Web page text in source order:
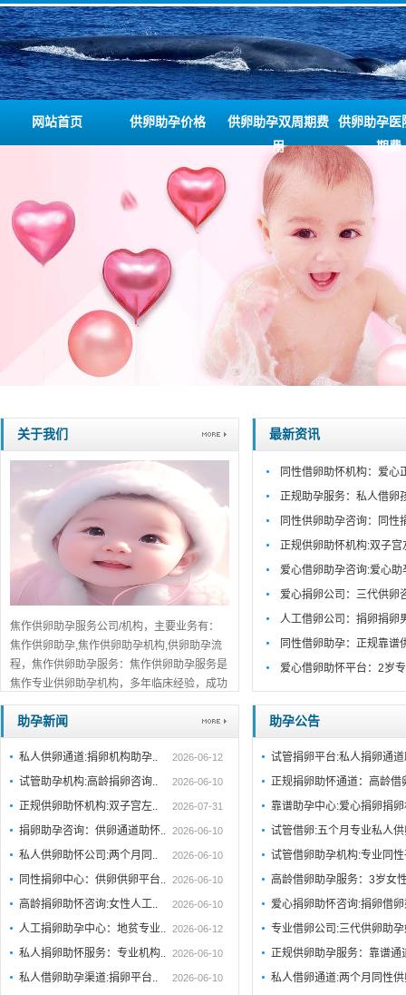
网站首页 供卵助孕价格
供卵助孕双周期费
用
供卵助孕医
期费
关于我们
焦作供卵助孕服务公司/机构，主要业务有：
焦作供卵助孕,焦作供卵助孕机构,供卵助孕流
程，焦作供卵助孕服务：焦作供卵助孕服务是
焦作专业供卵助孕机构，多年临床经验，成功
案例丰富。一对一咨询，助孕流程公开透明，
值得信赖。...
最新资讯
同性借卵助怀机构：爱心
正规助孕服务：私人借卵
同性供卵助孕咨询：同性
正规供卵助怀机构:双子
爱心借卵助孕咨询:爱心
爱心捐卵公司：三代供卵
人工借卵公司：捐卵捐卵
同性借卵助孕：正规靠谱
爱心借卵助怀平台：2岁
助孕新闻
私人供卵通道:捐卵机构助孕.. 2026-06-12
试管助孕机构:高龄捐卵咨询.. 2026-06-10
正规供卵助怀机构:双子宫左.. 2026-07-31
捐卵助孕咨询：供卵通道助怀.. 2026-06-10
私人供卵助怀公司:两个月同.. 2026-06-10
同性捐卵中心：供卵供卵平台.. 2026-06-10
高龄捐卵助怀咨询:女性人工.. 2026-06-10
人工捐卵助孕中心：地贫专业.. 2026-06-12
私人捐卵助怀服务：专业机构.. 2026-06-10
私人借卵助孕渠道:捐卵平台.. 2026-06-10
助孕公告
试管捐卵平台:私人捐卵通
正规捐卵助怀通道：高龄
靠谱助孕中心:爱心捐卵捐
试管借卵:五个月专业私人
试管借卵助孕机构:专业同
高龄借卵助孕服务：3岁女
爱心捐卵助怀咨询:捐卵借
专业借卵公司:三代供卵助
正规供卵助孕服务：靠谱
私人借卵通道:两个月同性